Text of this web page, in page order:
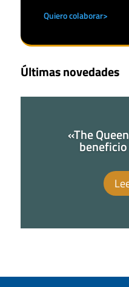
Quiero colaborar>
Últimas novedades
«The